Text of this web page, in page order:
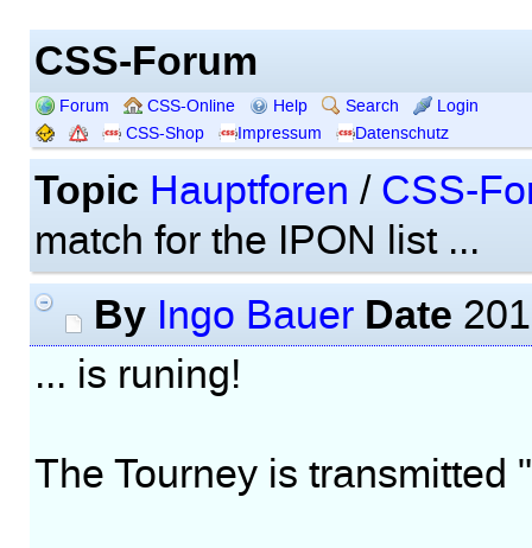
CSS-Forum
Forum CSS-Online Help Search
Login
CSS-Shop
Impressum Datenschutz
Topic Hauptforen / CSS-
match for the IPON list ...
By Ingo Bauer Date
... is runing!
The Tourney is transmitted